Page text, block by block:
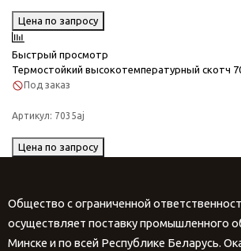
Цена по запросу
Быстрый просмотр
Термостойкий высокотемпературный скотч
Под заказ
Артикул: 7035aj
Цена по запросу
Общество с ограниченной
осуществляет поставку промышленного
Минске и по всей Республике Беларусь.